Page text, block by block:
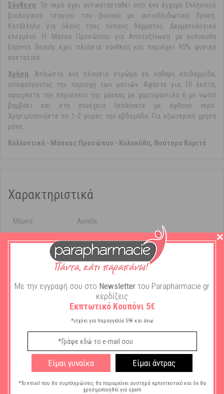
Σύvθεση: Το νερό έχει αντικατασταθεί από ένα έγχυμα Ελληνικού
βιολογικού τσαγιού του βουνού με αντιοξειδωτική δράση.
Κατάλληλο για όλους τους τύπους δέρματος. Δερματολογικά
ελεγμένο. Η Μάσκα Προσώπου για Αποτοξίνωση με κολοκύθα
Express Beauty έχει πλούσια σύνθεση και περιέχει 95% φυσικά
συστατικά.
Xρήση: Απλώστε ένα πλούσιο στρώμα σε καθαρή επιδερμίδα,
αποφεύγοντας την περιοχή των ματιών. Αφήστε για 10 λεπτά,
αφαιρέστε την περίσσεια της μάσκας με χαρτομάντιλο ή με νωπό
βαμβάκι και στη συνέχεια ξεπλύνετε με άφθονο νερό.
Χρησιμοποιήστε το 1-2 φορές την εβδομάδα. Για εξωτερική χρήση
μόνο.
Καλλυντικά - Μάσκες Προσώπου - Κολοκύθα, Βούτυρο Καριτέ
Χαρακτηριστικά
Μάρκα: Apivita
Ανάγκη Δέρματος
Λάμψη
Τύπος Καλλυντικού
Μάσκα
Όλοι οι τύποι
50ml
Οδηγίες Χρήσης
Με την εγγραφή σου στο Newsletter του Parapharmacie.gr
κερδίζεις
Εκπτωτικό Κουπόνι 5€
*ισχύει για παραγγελία 59€ και άνω
Είμαι γυναίκα Είμαι άντρας
*Το email που θα συμπληρώσεις θα παραμείνει αυστηρά εμπιστευτικό και δε θα
χρησιμοποιηθεί για spam